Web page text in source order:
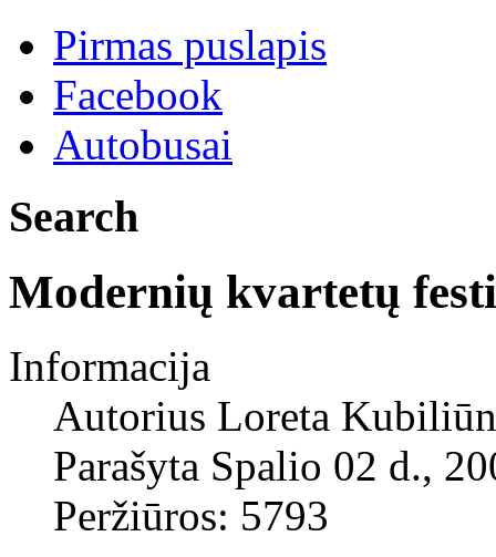
Pirmas puslapis
Facebook
Autobusai
Search
Modernių kvartetų
Informacija
Autorius Loreta
Parašyta Spalio 02 d.,
Peržiūros: 5793